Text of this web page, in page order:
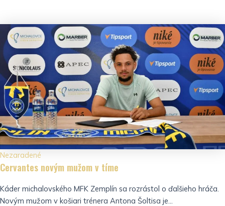
Nezaradené
Cervantes novým mužom v tíme
Káder michalovského MFK Zemplín sa rozrástol o ďalšieho hráča.
Novým mužom v košiari trénera Antona Šoltisa je...